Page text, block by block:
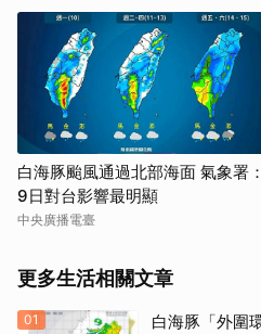
白海豚颱風通過北部海面 氣象署：
9日對台影響最明顯
中央廣播電臺
更多生活相關文章
01
白海豚「外圍